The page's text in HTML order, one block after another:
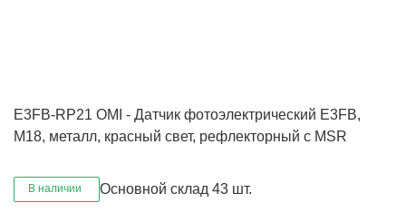
E3FB-RP21 OMI - Датчик фотоэлектрический E3FB,
M18, металл, красный свет, рефлекторный с MSR
В наличии Основной склад 43 шт.